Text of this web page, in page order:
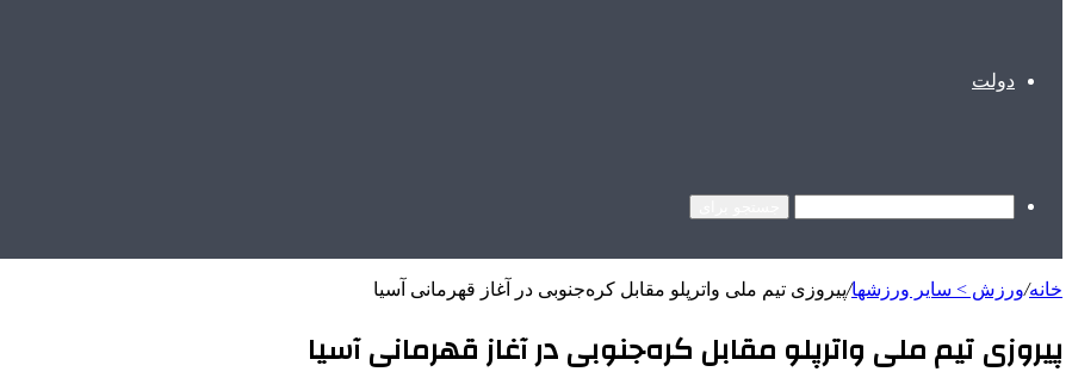
دولت
خانه/ورزش > سایر ورزشها/پیروزی تیم ملی واترپلو مقابل کره‌جنوبی در آغاز قهرمانی آسیا
پیروزی تیم ملی واترپلو مقابل کره‌جنوبی در آغاز قهرمانی آسیا